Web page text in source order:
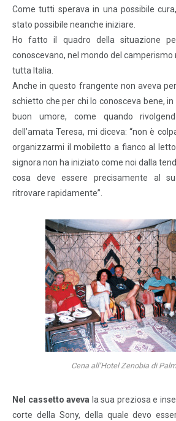
Come tutti sperava in una possibile
stato possibile neanche iniziare.
Ho fatto il quadro della situazione
conoscevano, nel mondo del camperismo
tutta Italia.
Anche in questo frangente non aveva
schietto che per chi lo conosceva bene,
buon umore, come quando
dell’amata Teresa, mi diceva: “non è
organizzarmi il mobiletto a fianco al
signora non ha iniziato come noi dalla
cosa deve essere precisamente al
ritrovare rapidamente”.
Cena all’Hotel Zenobia di
Nel cassetto aveva la sua preziosa e
corte della Sony, della quale devo